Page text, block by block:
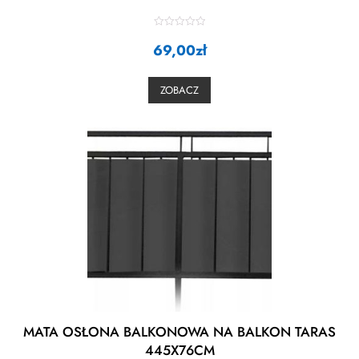
a
t
u
f
5
69,00zł
ZOBACZ
MATA OSŁONA BALKONOWA NA BALKON TARAS
445X76CM